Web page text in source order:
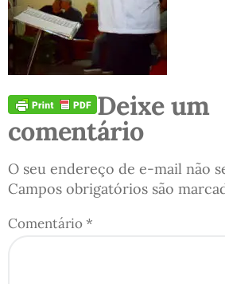
Deixe um
comentário
O seu endereço de e-mail não
Campos obrigatórios são
Comentário*